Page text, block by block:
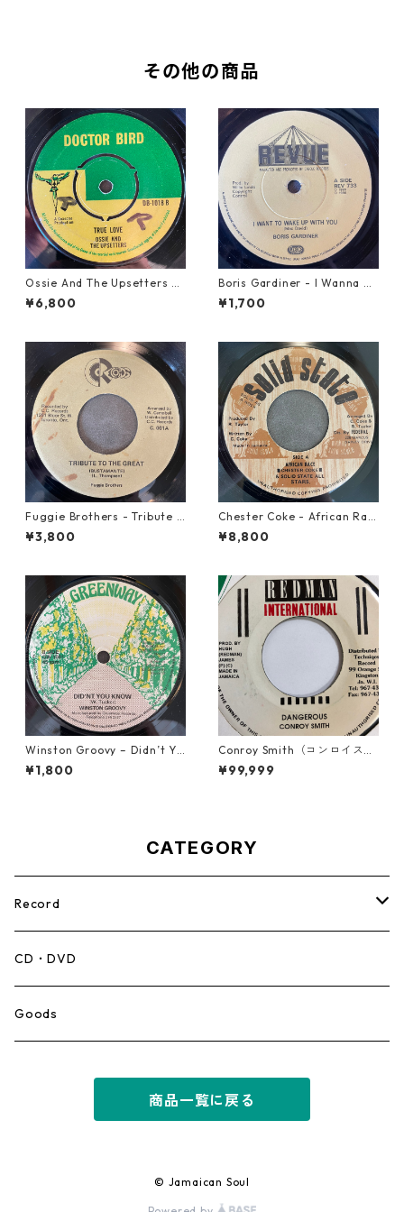
その他の商品
Ossie And The Upsetters -
True Love【7-22000】
¥6,800
Boris Gardiner - I Wanna W
ake Up With You【7-2192
4】
¥1,700
Fuggie Brothers - Tribute T
o The Great【7-21765】
¥3,800
Chester Coke - African Rac
e【7-21819】
¥8,800
Winston Groovy – Didn’t Yo
u Know【7-21811】
¥1,800
Conroy Smith（コンロイスミ
ス） - Dangerous【7'】
¥99,999
CATEGORY
Record
Mento,Calypso,Ballad
Ska
CD・DVD
Goods
商品一覧に戻る
© Jamaican Soul